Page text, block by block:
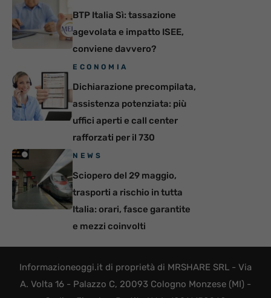
BTP Italia Sì: tassazione
agevolata e impatto ISEE,
conviene davvero?
ECONOMIA
Dichiarazione precompilata,
assistenza potenziata: più
uffici aperti e call center
rafforzati per il 730
NEWS
Sciopero del 29 maggio,
trasporti a rischio in tutta
Italia: orari, fasce garantite
e mezzi coinvolti
Informazioneoggi.it di proprietà di MRSHARE SRL - Via
A. Volta 16 - Palazzo C, 20093 Cologno Monzese (MI) -